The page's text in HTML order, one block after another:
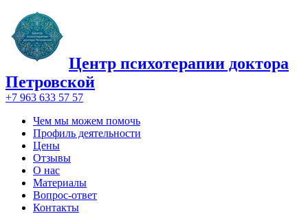
Центр психотерапии доктора
Петровской
+7 963 633 57 57
Чем мы можем помочь
Профиль деятельности
Цены
Отзывы
О нас
Материалы
Вопрос-ответ
Контакты